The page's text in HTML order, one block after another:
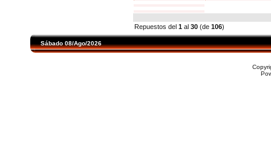
Repuestos del 1 al 30 (de 106)
Sábado 08/Ago/2026